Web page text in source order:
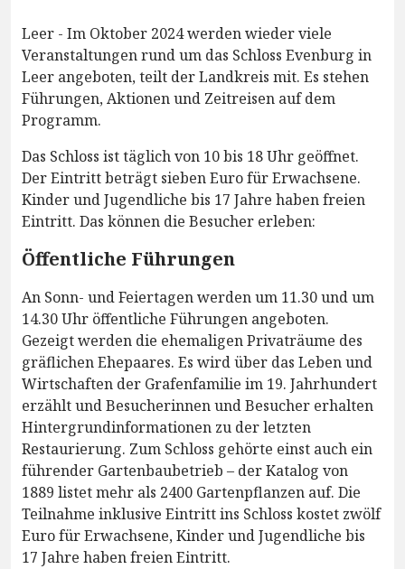
Leer - Im Oktober 2024 werden wieder viele
Veranstaltungen rund um das Schloss Evenburg in
Leer angeboten, teilt der Landkreis mit. Es stehen
Führungen, Aktionen und Zeitreisen auf dem
Programm.
Das Schloss ist täglich von 10 bis 18 Uhr geöffnet.
Der Eintritt beträgt sieben Euro für Erwachsene.
Kinder und Jugendliche bis 17 Jahre haben freien
Eintritt. Das können die Besucher erleben:
Öffentliche Führungen
An Sonn- und Feiertagen werden um 11.30 und um
14.30 Uhr öffentliche Führungen angeboten.
Gezeigt werden die ehemaligen Privaträume des
gräflichen Ehepaares. Es wird über das Leben und
Wirtschaften der Grafenfamilie im 19. Jahrhundert
erzählt und Besucherinnen und Besucher erhalten
Hintergrundinformationen zu der letzten
Restaurierung. Zum Schloss gehörte einst auch ein
führender Gartenbaubetrieb – der Katalog von
1889 listet mehr als 2400 Gartenpflanzen auf. Die
Teilnahme inklusive Eintritt ins Schloss kostet zwölf
Euro für Erwachsene, Kinder und Jugendliche bis
17 Jahre haben freien Eintritt.